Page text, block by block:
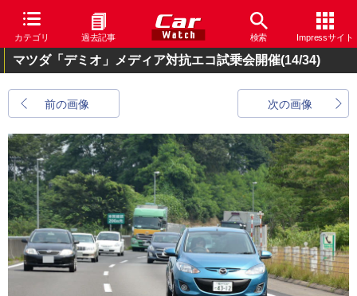
カテゴリ 過去記事 検索 Impressサイト
マツダ「デミオ」メディア対抗エコ試乗会開催(14/34)
前の画像 次の画像